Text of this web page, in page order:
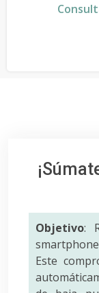
Objetivo:
Este